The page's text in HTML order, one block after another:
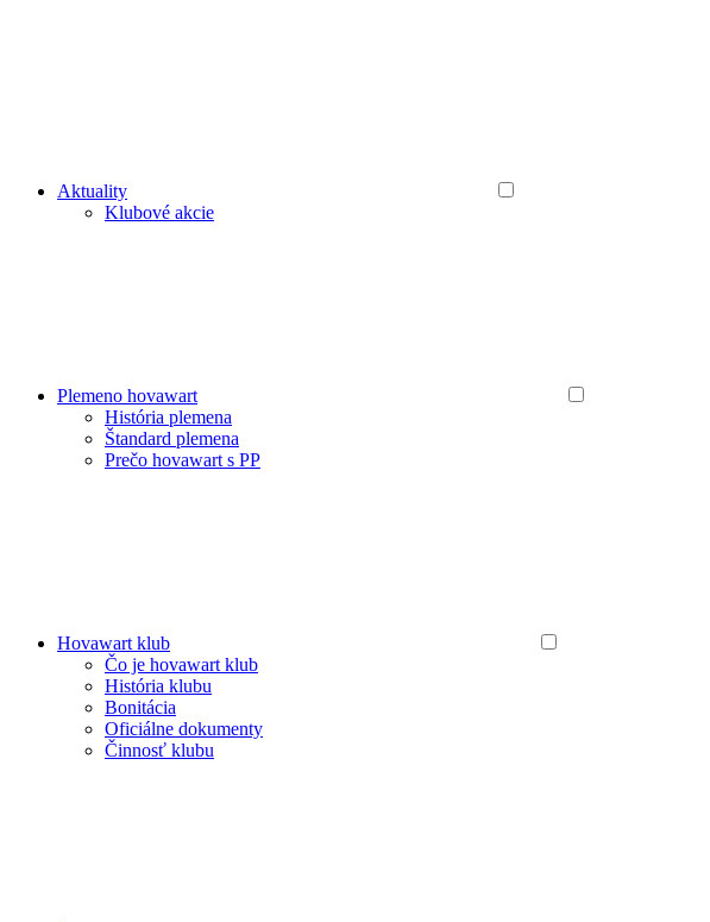
Aktuality
Klubové akcie
Plemeno hovawart
História plemena
Štandard plemena
Prečo hovawart s PP
Hovawart klub
Čo je hovawart klub
História klubu
Bonitácia
Oficiálne dokumenty
Činnosť klubu